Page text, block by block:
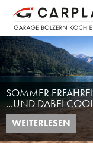
SOMMER
...UND DABEI
WEITERLESEN